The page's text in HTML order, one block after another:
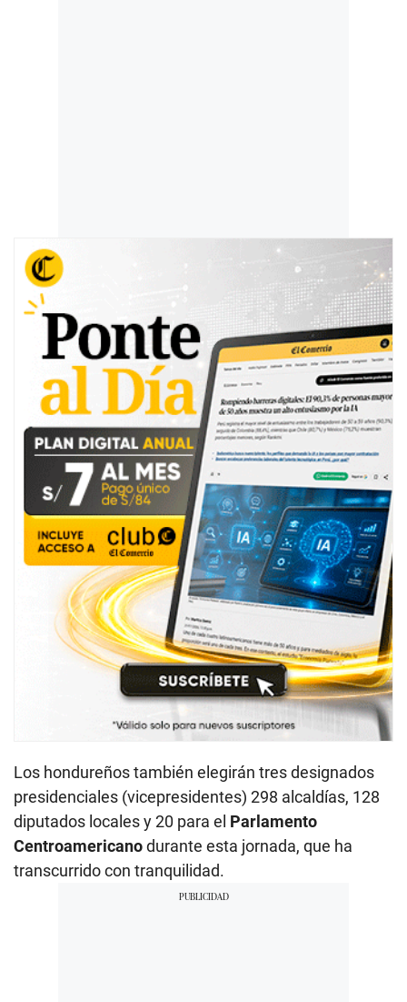
Los hondureños también elegirán tres designados
presidenciales (vicepresidentes) 298 alcaldías, 128
diputados locales y 20 para el Parlamento
Centroamericanodurante esta jornada, que ha
transcurrido con tranquilidad.